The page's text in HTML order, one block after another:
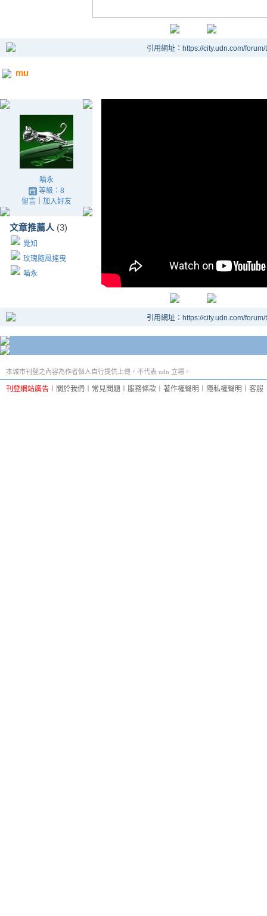
引用網址：https://city.udn.com/
mu
喵永
等級：8
留言｜ 加入好友
文章推薦人 (3)
覺知
玫瑰隨風搖曳
喵永
引用網址：https://city.udn.com/
本城市刊登之內容為作者個人自行提供上傳，不代表 udn 立場。
刊登網站廣告 關於我們 常見問題 服務條款 著作權聲明 隱私權聲明 客服